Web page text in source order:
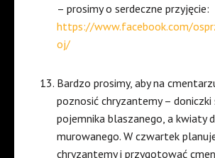
– prosimy o serdeczne przyjęcie:
https://www.facebook.com/
oj/
Bardzo prosimy, aby na
poznosić chryzantemy – doniczki
pojemnika blaszanego, a kwiaty
murowanego. W czwartek
chryzantemy i przygotować